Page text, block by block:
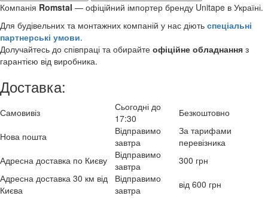
Компанія Romstal — офіційний імпортер бренду Unitape в Україні.
Для будівельних та монтажних компаній у нас діють спеціальні
партнерські умови.
Долучайтесь до співпраці та обирайте офіційне обладнання з
гарантією від виробника.
Доставка:
Самовивіз
Сьогодні до
17:30
Безкоштовно
Нова пошта
Відправимо
завтра
За тарифами
перевізника
Адресна доставка по Києву
Відправимо
завтра
300 грн
Адресна доставка 30 км від
Києва
Відправимо
завтра
від 600 грн